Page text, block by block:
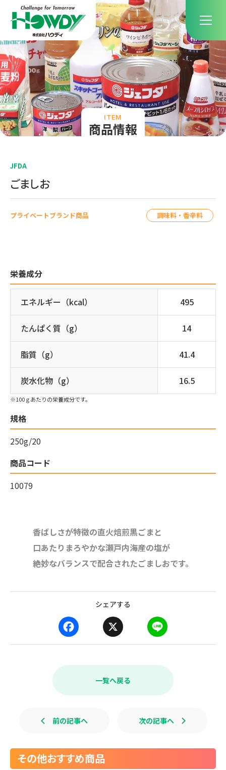
商品情報
ITEM
JFDA
ごましお
プライベートブランド商品 調味料・香辛料
栄養成分
エネルギー（kcal） 495
たんぱく質（g） 14
脂質（g） 41.4
炭水化物（g） 16.5
※100ｇあたりの栄養成分です。
規格
250g/20
商品コード
10079
香ばしさが特徴の直火焙煎黒ごまと
口あたりまろやかな瀬戸内海産の塩が
絶妙なバランスで配合されたごましおです。
シェアする
a
e
k
i
e
一覧へ戻る
前の記事へ 次の記事へ
その他おすすめ商品